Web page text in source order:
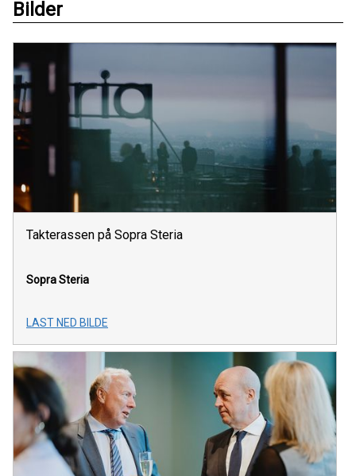
Bilder
Takterassen på Sopra Steria
Sopra Steria
LAST NED BILDE